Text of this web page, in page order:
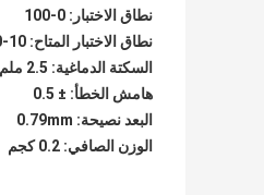
نطاق الاختبار: 0-100
نطاق الاختبار المتاح: 10-90
السكتة الدماغية: 2.5 ملم
هامش الخطأ: ± 0.5
البعد نصيحة: 0.79mm
الوزن الصافي: 0.2 كجم